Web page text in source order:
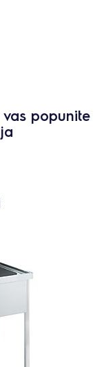
vas popunite